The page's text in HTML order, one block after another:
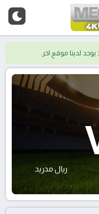
ريال مدريد